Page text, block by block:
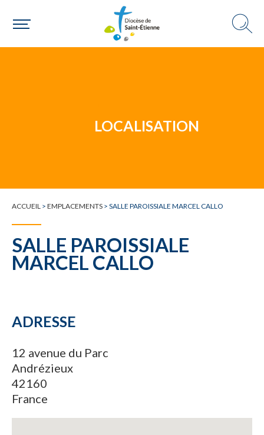
Un mouvement
LOCALISATION
ACCUEIL > EMPLACEMENTS > SALLE PAROISSIALE MARCEL CALLO
SALLE PAROISSIALE
MARCEL CALLO
ADRESSE
12 avenue du Parc
Andrézieux
42160
France